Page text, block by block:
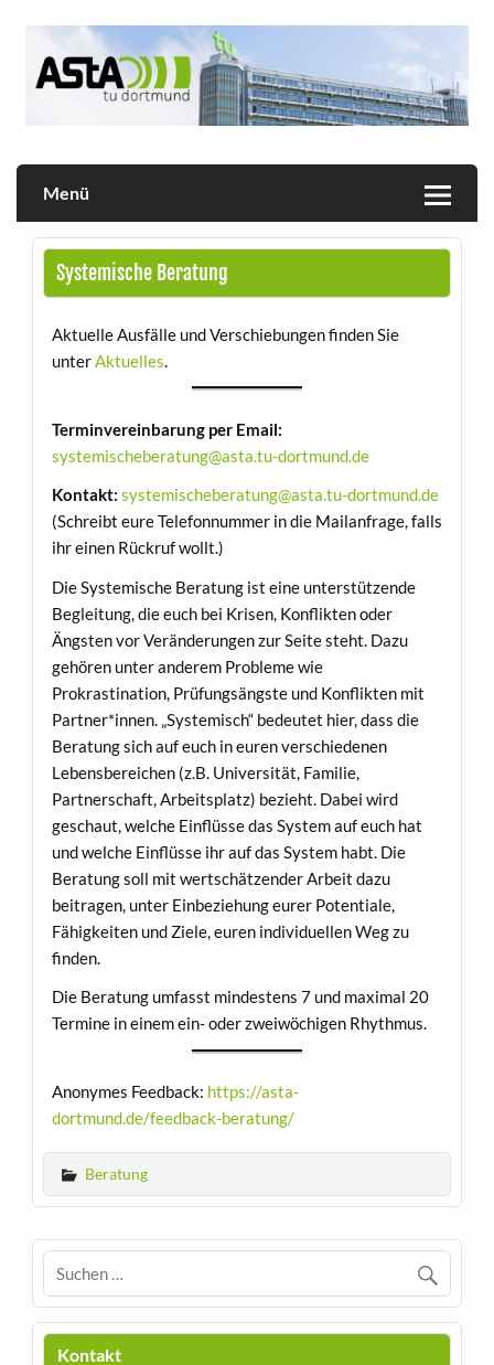
Menü
Systemische Beratung
Aktuelle Ausfälle und Verschiebungen finden Sie
unterAktuelles.
Terminvereinbarung per Email:
systemischeberatung@asta.tu-dortmund.de
Kontakt: systemischeberatung@asta.tu-dortmund.de
(Schreibt eure Telefonnummer in die Mailanfrage, falls
ihr einen Rückruf wollt.)
Die Systemische Beratung ist eine unterstützende
Begleitung, die euch bei Krisen, Konflikten oder
Ängsten vor Veränderungen zur Seite steht. Dazu
gehören unter anderem Probleme wie
Prokrastination, Prüfungsängste und Konflikten mit
Partner*innen. „Systemisch“ bedeutet hier, dass die
Beratung sich auf euch in euren verschiedenen
Lebensbereichen (z.B. Universität, Familie,
Partnerschaft, Arbeitsplatz) bezieht. Dabei wird
geschaut, welche Einflüsse das System auf euch hat
und welche Einflüsse ihr auf das System habt. Die
Beratung soll mit wertschätzender Arbeit dazu
beitragen, unter Einbeziehung eurer Potentiale,
Fähigkeiten und Ziele, euren individuellen Weg zu
finden.
Die Beratung umfasst mindestens 7 und maximal 20
Termine in einem ein- oder zweiwöchigen Rhythmus.
Anonymes Feedback: https://asta-
dortmund.de/feedback-beratung/
Beratung
Kontakt